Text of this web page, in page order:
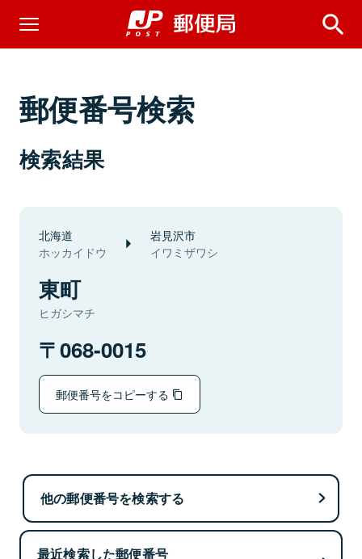
郵便番号検索
検索結果
北海道
ホッカイドウ
岩見沢市
イワミザワシ
東町
ヒガシマチ
068-0015
郵便番号をコピーする
他の郵便番号を検索する
最近検索した郵便番号